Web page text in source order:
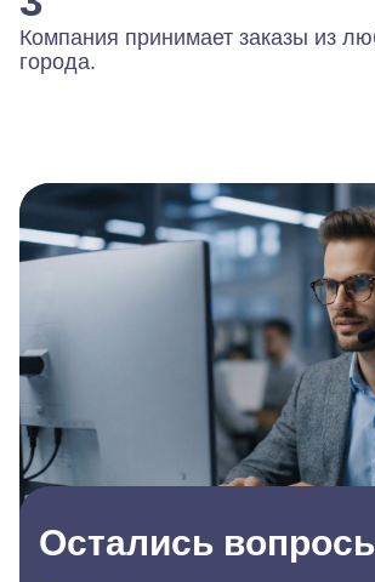
Компания принимает заказы из
города.
Остались